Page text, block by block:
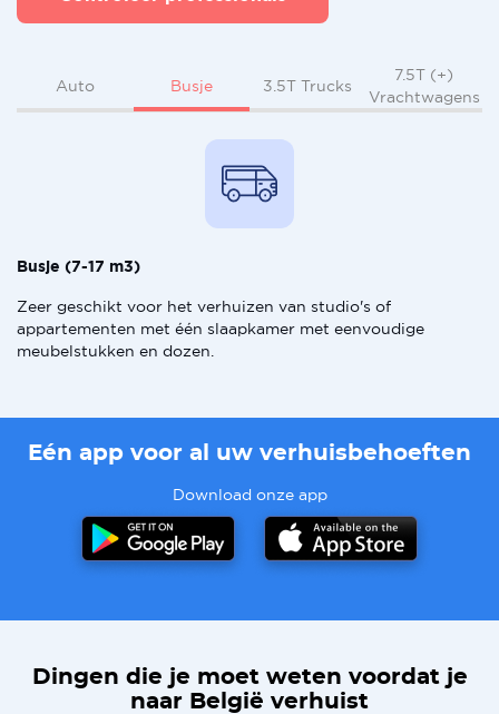
Auto Busje 3.5T Trucks
7.5T (+)
Vrachtwagens
Busje (7-17 m3)
Zeer geschikt voor het verhuizen van studio's of
appartementen met één slaapkamer met eenvoudige
meubelstukken en dozen.
Eén app voor al uw verhuisbehoeften
Download onze app
Dingen die je moet weten voordat je
naar België verhuist